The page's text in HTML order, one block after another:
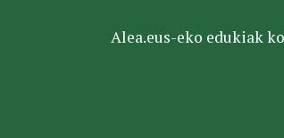
Alea.eus-eko edukiak